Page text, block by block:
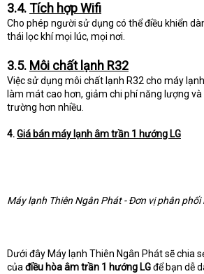
3.4.Tích hợp Wifi
Cho phép người sử dụng có thể điều khiển
thái lọc khí mọi lúc, mọi nơi.
3.5. Môi chất lạnh R32
Việc sử dụng môi chất lạnh R32 cho máy
làm mát cao hơn, giảm chi phí năng lượng
trường hơn nhiều.
4.Giá bán máy lạnh âm trần 1 hướng LG
Máy lạnh Thiên Ngân Phát - Đơn vị phân
Dưới đây Máy lạnh Thiên Ngân Phát sẽ chia
củađiều hòa âm trần 1 hướng LGđể bạn dễ